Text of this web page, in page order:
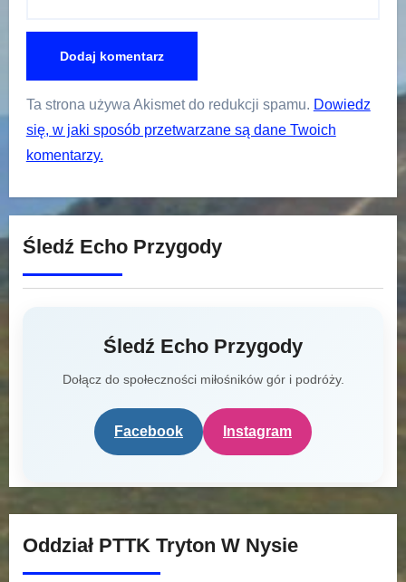
Ta strona używa Akismet do redukcji spamu. Dowiedz
się, w jaki sposób przetwarzane są dane Twoich
komentarzy.
Śledź Echo Przygody
Śledź Echo Przygody
Dołącz do społeczności miłośników gór i podróży.
Facebook Instagram
Oddział PTTK Tryton W Nysie